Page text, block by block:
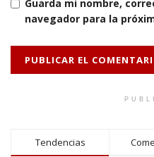
Guarda mi nombre,
navegador para la
Tendencias